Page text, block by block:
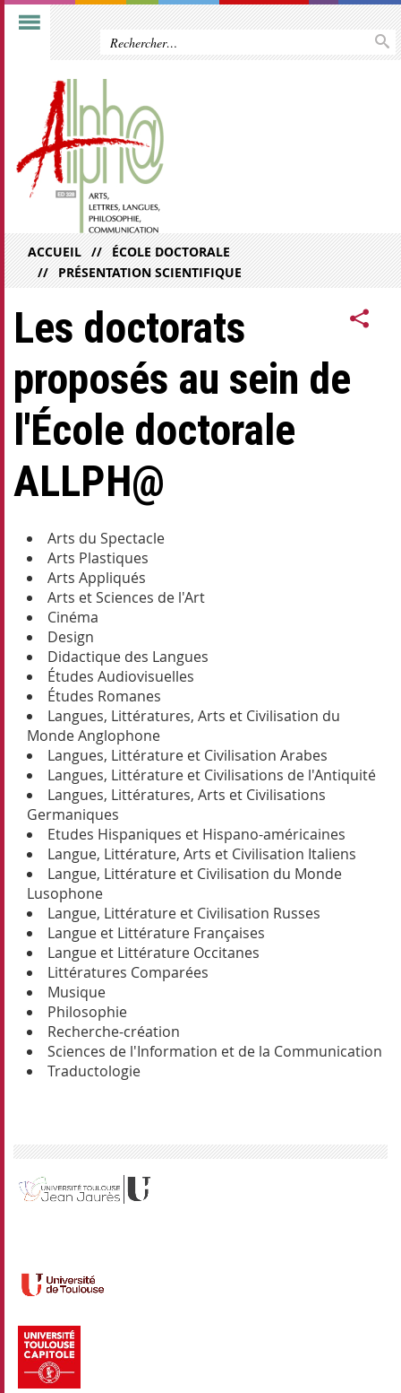
ACCUEIL
ÉCOLE DOCTORALE
PRÉSENTATION SCIENTIFIQUE
Les doctorats
proposés au sein de
l'École doctorale
ALLPH@
Arts du Spectacle
Arts Plastiques
Arts Appliqués
Arts et Sciences de l'Art
Cinéma
Design
Didactique des Langues
Études Audiovisuelles
Études Romanes
Langues, Littératures, Arts et Civilisation du
Monde Anglophone
Langues, Littérature et Civilisation Arabes
Langues, Littérature et Civilisations de l'Antiquité
Langues, Littératures, Arts et Civilisations
Germaniques
Etudes Hispaniques et Hispano-américaines
Langue, Littérature, Arts et Civilisation Italiens
Langue, Littérature et Civilisation du Monde
Lusophone
Langue, Littérature et Civilisation Russes
Langue et Littérature Françaises
Langue et Littérature Occitanes
Littératures Comparées
Musique
Philosophie
Recherche-création
Sciences de l'Information et de la Communication
Traductologie